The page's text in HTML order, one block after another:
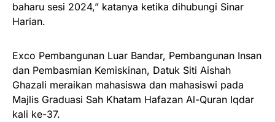
baharu sesi 2024,” katanya ketika dihubungi Sinar
Harian.
Exco Pembangunan Luar Bandar, Pembangunan Insan
dan Pembasmian Kemiskinan, Datuk Siti Aishah
Ghazali meraikan mahasiswa dan mahasiswi pada
Majlis Graduasi Sah Khatam Hafazan Al-Quran Iqdar
kali ke-37.